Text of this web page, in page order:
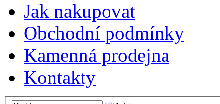
Jak nakupovat
Obchodní podmínky
Kamenná prodejna
Kontakty